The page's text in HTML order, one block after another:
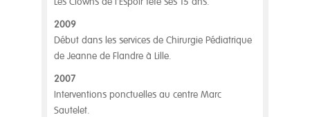
Les Clowns de l’Espoir fête ses 15 ans.
2009
Début dans les services de Chirurgie Pédiatrique
de Jeanne de Flandre à Lille.
2007
Interventions ponctuelles au centre Marc
Sautelet.